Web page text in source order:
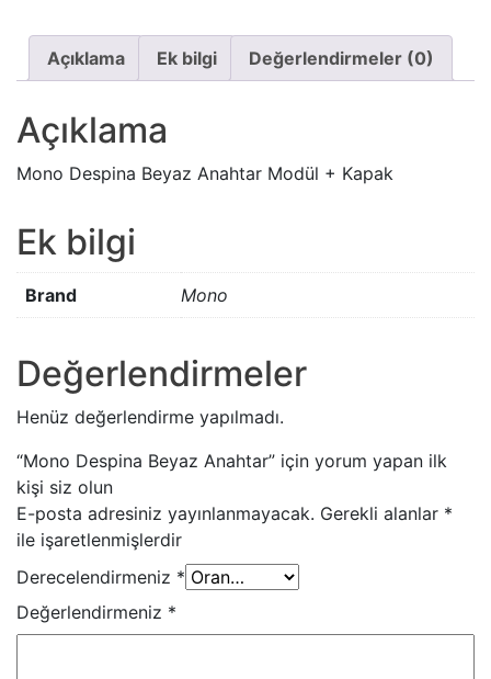
Açıklama Ek bilgi Değerlendirmeler (0)
Açıklama
Mono Despina Beyaz Anahtar Modül + Kapak
Ek bilgi
Brand Mono
Değerlendirmeler
Henüz değerlendirme yapılmadı.
“Mono Despina Beyaz Anahtar” için yorum yapan ilk
kişi siz olun
E-posta adresiniz yayınlanmayacak. Gerekli alanlar *
ile işaretlenmişlerdir
Derecelendirmeniz *
Değerlendirmeniz *